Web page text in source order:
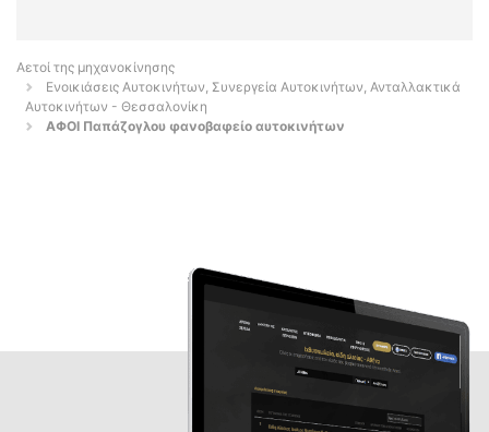
Αετοί της μηχανοκίνησης
Ενοικιάσεις Αυτοκινήτων, Συνεργεία Αυτοκινήτων, Ανταλλακτικά
Αυτοκινήτων - Θεσσαλονίκη
AΦΟΙ Παπάζογλου φανοβαφείο αυτοκινήτων